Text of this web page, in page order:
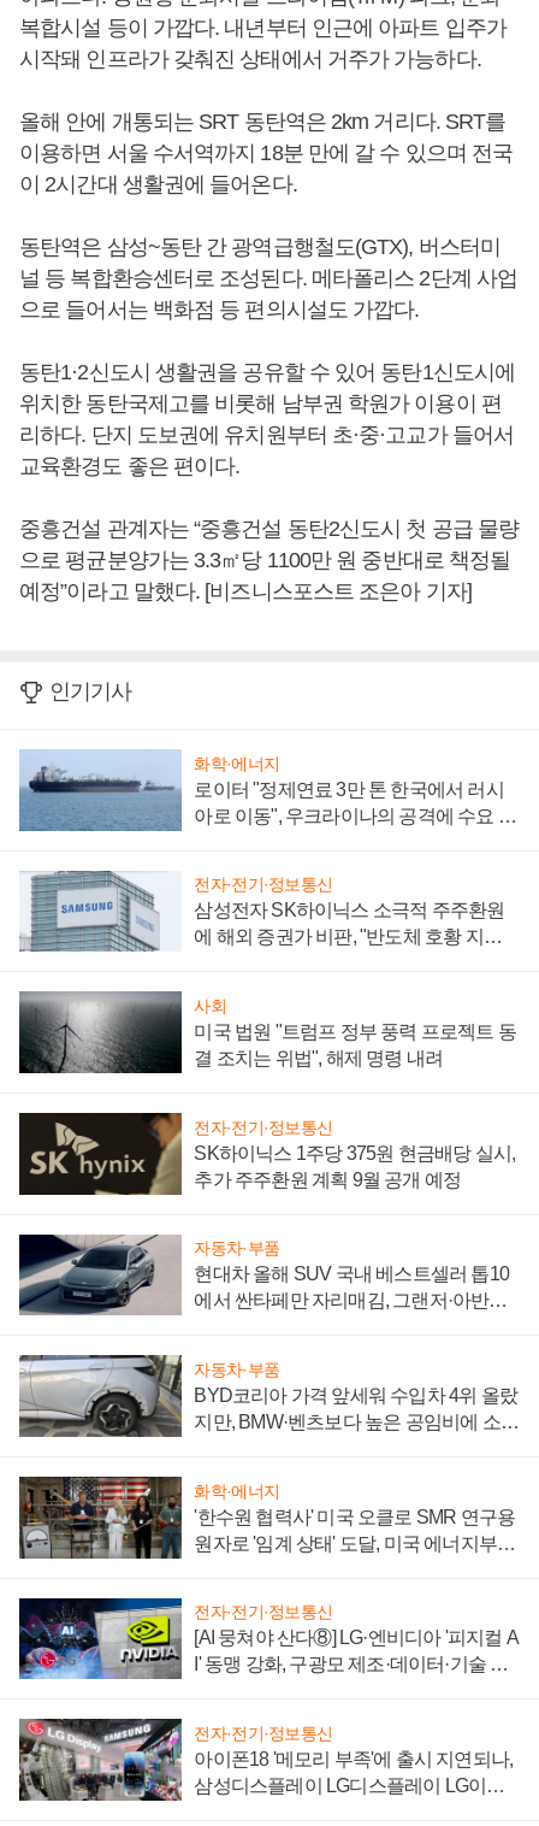
복합시설 등이 가깝다. 내년부터 인근에 아파트 입주가
시작돼 인프라가 갖춰진 상태에서 거주가 가능하다.
올해 안에 개통되는 SRT 동탄역은 2km 거리다. SRT를
이용하면 서울 수서역까지 18분 만에 갈 수 있으며 전국
이 2시간대 생활권에 들어온다.
동탄역은 삼성~동탄 간 광역급행철도(GTX), 버스터미
널 등 복합환승센터로 조성된다. 메타폴리스 2단계 사업
으로 들어서는 백화점 등 편의시설도 가깝다.
동탄1·2신도시 생활권을 공유할 수 있어 동탄1신도시에
위치한 동탄국제고를 비롯해 남부권 학원가 이용이 편
리하다. 단지 도보권에 유치원부터 초·중·고교가 들어서
교육환경도 좋은 편이다.
중흥건설 관계자는 “중흥건설 동탄2신도시 첫 공급 물량
으로 평균분양가는 3.3㎡당 1100만 원 중반대로 책정될
예정”이라고 말했다. [비즈니스포스트 조은아 기자]
인기기사
화학·에너지
로이터 "정제연료 3만 톤 한국에서 러시
아로 이동", 우크라이나의 공격에 수요 늘
전자·전기·정보통신
삼성전자 SK하이닉스 소극적 주주환원
에 해외 증권가 비판, "반도체 호황 지속
사회
미국 법원 "트럼프 정부 풍력 프로젝트 동
결 조치는 위법", 해제 명령 내려
전자·전기·정보통신
SK하이닉스 1주당 375원 현금배당 실시,
추가 주주환원 계획 9월 공개 예정
자동차·부품
현대차 올해 SUV 국내 베스트셀러 톱10
에서 싼타페만 자리매김, 그랜저·아반떼
자동차·부품
BYD코리아 가격 앞세워 수입차 4위 올랐
지만, BMW·벤츠보다 높은 공임비에 소비
화학·에너지
'한수원 협력사' 미국 오클로 SMR 연구용
원자로 '임계 상태' 도달, 미국 에너지부
전자·전기·정보통신
[AI 뭉쳐야 산다⑧] LG·엔비디아 '피지컬 A
I' 동맹 강화, 구광모 제조·데이터·기술 결
전자·전기·정보통신
아이폰18 '메모리 부족'에 출시 지연되나,
삼성디스플레이 LG디스플레이 LG이노